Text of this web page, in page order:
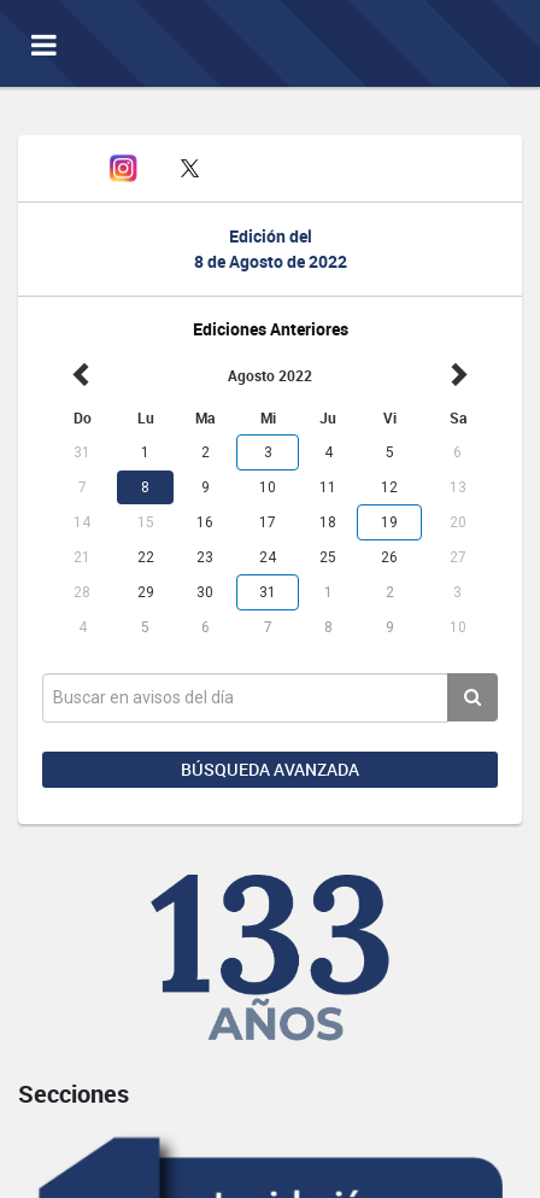
Toggle
navigation
Edición del
8 de Agosto de 2022
Ediciones Anteriores
Agosto 2022
Do Lu Ma Mi Ju Vi Sa
31 1 2 3 4 5 6
7 8 9 10 11 12 13
14 15 16 17 18 19 20
21 22 23 24 25 26 27
28 29 30 31 1 2 3
4 5 6 7 8 9 10
BÚSQUEDA AVANZADA
Secciones